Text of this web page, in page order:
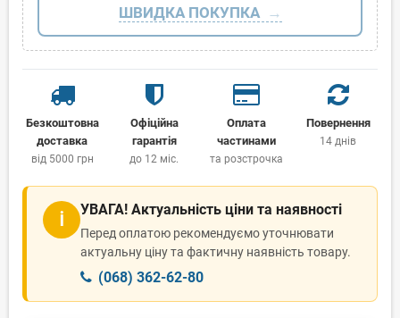
ШВИДКА ПОКУПКА
Безкоштовна
доставка
від 5000 грн
Офіційна
гарантія
до 12 міс.
Оплата
частинами
та розстрочка
Повернення
14 днів
ℹ УВАГА! Актуальність ціни та наявності
Перед оплатою рекомендуємо уточнювати
актуальну ціну та фактичну наявність товару.
(068) 362-62-80